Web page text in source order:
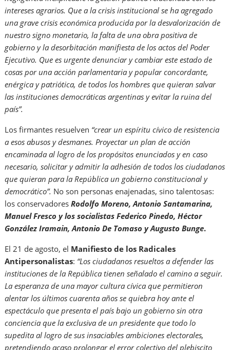
intereses agrarios. Que a la crisis institucional se ha agregado
una grave crisis económica producida por la desvalorización de
nuestro signo monetario, la falta de una obra positiva de
gobierno y la desorbitación manifiesta de los actos del Poder
Ejecutivo. Que es urgente denunciar y cambiar este estado de
cosas por una acción parlamentaria y popular concordante,
enérgica y patriótica, de todos los hombres que quieran salvar
las instituciones democráticas argentinas y evitar la ruina del
país”.
Los firmantes resuelven “crear un espíritu cívico de resistencia
a esos abusos y desmanes. Proyectar un plan de acción
encaminada al logro de los propósitos enunciados y en caso
necesario, solicitar y admitir la adhesión de todos los ciudadanos
que quieran para la República un gobierno constitucional y
democrático”. No son personas enajenadas, sino talentosas:
los conservadoresRodolfo Moreno, Antonio Santamarina,
Manuel Fresco y los socialistas Federico Pinedo, Héctor
González Iramain, Antonio De Tomaso y Augusto Bunge.
El 21 de agosto, el Manifiesto de los Radicales
Antipersonalistas: “Los ciudadanos resueltos a defender las
instituciones de la República tienen señalado el camino a seguir.
La esperanza de una mayor cultura cívica que permitieron
alentar los últimos cuarenta años se quiebra hoy ante el
espectáculo que presenta el país bajo un gobierno sin otra
conciencia que la exclusiva de un presidente que todo lo
supedita al logro de sus insaciables ambiciones electorales,
pretendiendo acaso prolongar el error colectivo del plebiscito